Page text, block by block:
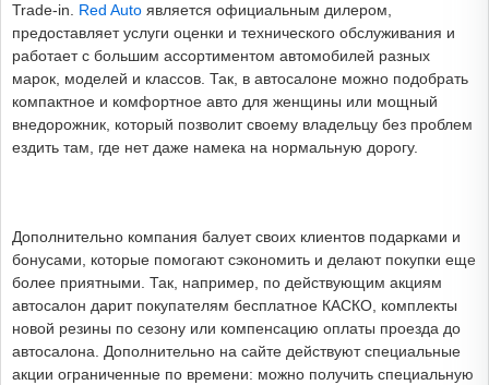
Trade-in. Red Auto является официальным дилером,
предоставляет услуги оценки и технического обслуживания и
работает с большим ассортиментом автомобилей разных
марок, моделей и классов. Так, в автосалоне можно подобрать
компактное и комфортное авто для женщины или мощный
внедорожник, который позволит своему владельцу без проблем
ездить там, где нет даже намека на нормальную дорогу.
Дополнительно компания балует своих клиентов подарками и
бонусами, которые помогают сэкономить и делают покупки еще
более приятными. Так, например, по действующим акциям
автосалон дарит покупателям бесплатное КАСКО, комплекты
новой резины по сезону или компенсацию оплаты проезда до
автосалона. Дополнительно на сайте действуют специальные
акции ограниченные по времени: можно получить специальную